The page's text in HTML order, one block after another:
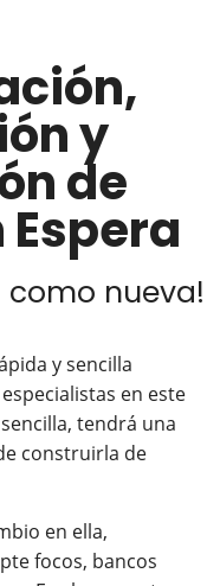
y
de
como nueva!
y sencilla
en este
tendrá una
construirla de
en ella,
focos, bancos